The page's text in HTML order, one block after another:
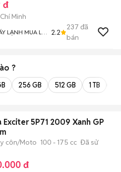
đ
Minh
LẠNH MUA LƯ
2.2
237 đã
bán
?
256 GB 512 GB 1 TB
Exciter 5P71 2009 Xanh GP
côn/Moto 100 - 175 cc Đã sử
đ